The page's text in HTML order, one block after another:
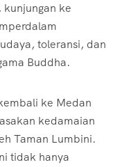
ke
toleransi, dan
Buddha.
ke Medan
kedamaian
Taman Lumbini.
tidak hanya